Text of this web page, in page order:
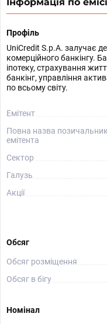
Профіль
UniCredit S.p.A. залучає
комерційного банкінгу.
іпотеку, страхування
банкінг, управління
по всьому світу.
Емітент
Повна назва
емітента
Сектор
Галузь
Акції
Обсяг
Обсяг розміщення
Обсяг в бігу
Номінал